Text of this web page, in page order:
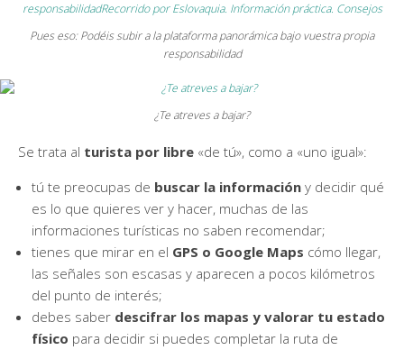
Pues eso: Podéis subir a la plataforma panorámica bajo vuestra propia
responsabilidad
¿Te atreves a bajar?
Se trata al turista por libre «de tú», como a «uno igual»:
tú te preocupas de buscar la información y decidir qué
es lo que quieres ver y hacer, muchas de las
informaciones turísticas no saben recomendar;
tienes que mirar en el GPS o Google Maps cómo llegar,
las señales son escasas y aparecen a pocos kilómetros
del punto de interés;
debes saber descifrar los mapas y valorar tu estado
físico para decidir si puedes completar la ruta de